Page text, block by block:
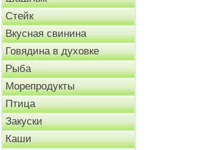
Стейк
Вкусная свинина
Говядина в духовке
Рыба
Морепродукты
Птица
Закуски
Каши